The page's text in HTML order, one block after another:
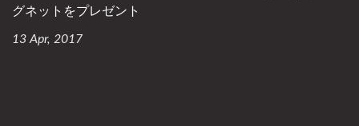
グネットをプレゼント
13 Apr, 2017